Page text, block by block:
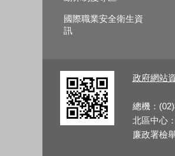
國際職業安全衛生資
訊
政府網站
總機：
北區中心
廉政署檢